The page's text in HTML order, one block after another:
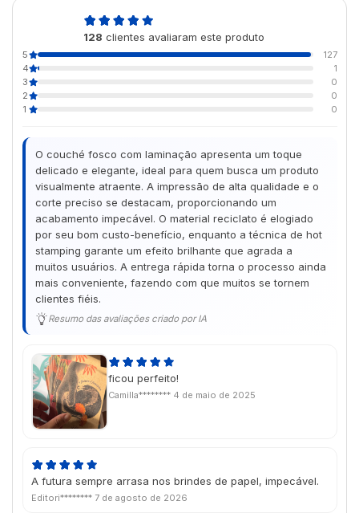
128 clientes avaliaram este produto
5
127
4
1
3
0
2
0
1
0
O couché fosco com laminação apresenta um toque
delicado e elegante, ideal para quem busca um produto
visualmente atraente. A impressão de alta qualidade e o
corte preciso se destacam, proporcionando um
acabamento impecável. O material reciclato é elogiado
por seu bom custo-benefício, enquanto a técnica de hot
stamping garante um efeito brilhante que agrada a
muitos usuários. A entrega rápida torna o processo ainda
mais conveniente, fazendo com que muitos se tornem
clientes fiéis.
Resumo das avaliações criado por IA
ficou perfeito!
Camilla******** 4 de maio de 2025
A futura sempre arrasa nos brindes de papel, impecável.
Editori******** 7 de agosto de 2026